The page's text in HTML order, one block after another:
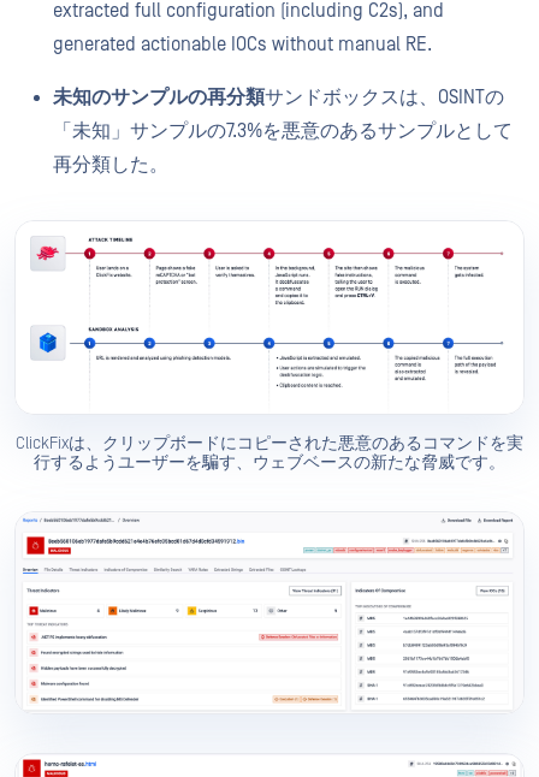
extracted full configuration (including C2s), and
generated actionable IOCs without manual RE.
未知のサンプルの再分類サンドボックスは、OSINTの
「未知」サンプルの7.3%を悪意のあるサンプルとして
再分類した。
ClickFixは、クリップボードにコピーされた悪意のあるコマンドを実
行するようユーザーを騙す、ウェブベースの新たな脅威です。